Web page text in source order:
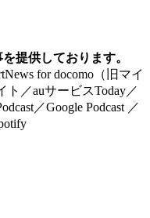
提供しております。
for docomo（旧マイ
ト／auサービスToday／
／Google Podcast ／